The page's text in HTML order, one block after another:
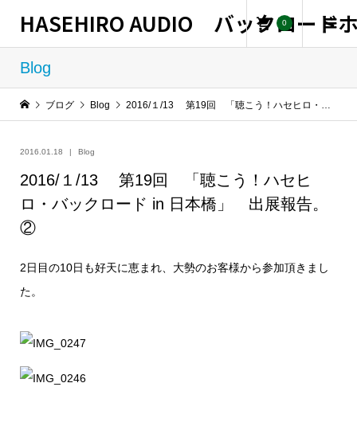
HASEHIRO AUDIO バックロード
0
Blog
ブログ Blog 2016/１/13 第19回 「聴こう！ハセヒロ・バックロード in 日本橋」 出展報告。②
2016.01.18 Blog
2016/１/13 第19回 「聴こう！ハセヒ
ロ・バックロード in 日本橋」 出展報告。
②
2日目の10日も好天に恵まれ、大勢のお客様から参加頂きまし
た。